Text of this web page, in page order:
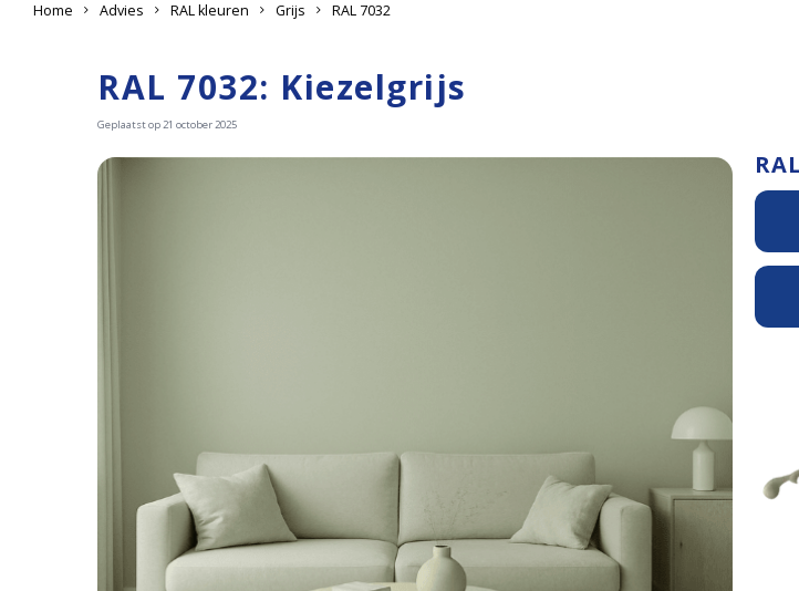
Home Advies RAL kleuren Grijs RAL 7032
RAL 7032: Kiezelgrijs
Geplaatst op 21 october2025